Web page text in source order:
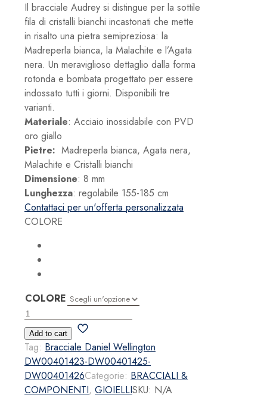
Il bracciale Audrey si distingue per la sottile
fila di cristalli bianchi incastonati che mette
in risalto una pietra semipreziosa: la
Madreperla bianca, la Malachite e l’Agata
nera. Un meraviglioso dettaglio dalla forma
rotonda e bombata progettato per essere
indossato tutti i giorni. Disponibili tre
varianti.
Materiale: Acciaio inossidabile con PVD
oro giallo
Pietre: Madreperla bianca, Agata nera,
Malachite e Cristalli bianchi
Dimensione: 8 mm
Lunghezza: regolabile 155-185 cm
Contattaci per un'offerta personalizzata
COLORE
COLORE
Bracciale
Daniel
Wellington
Audrey
quantità
Add to cart
Tag: Bracciale Daniel Wellington
DW00401423-DW00401425-
DW00401426Categorie: BRACCIALI &
COMPONENTI, GIOIELLISKU: N/A